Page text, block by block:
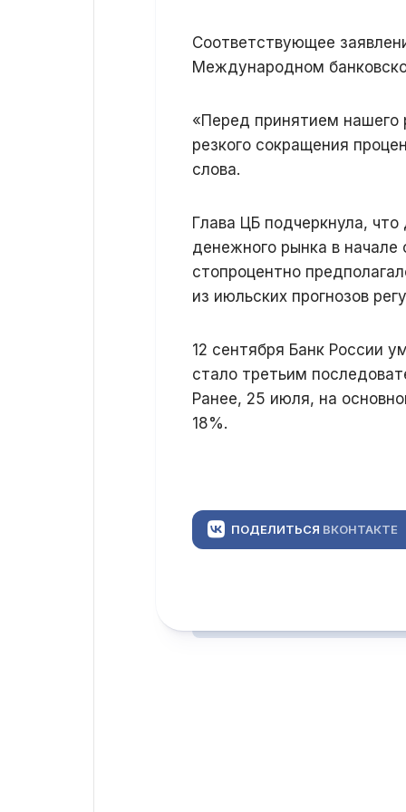
Соответствующее
Международном
«Перед принятием нашего
резкого сокращения
слова.
Глава ЦБ подчеркнула,
денежного рынка в начале
стопроцентно
из июльских прогнозов
12 сентября Банк России
стало третьим
Ранее, 25 июля, на
18%.
ПОДЕЛИТЬСЯ ВКОНТАКТЕ